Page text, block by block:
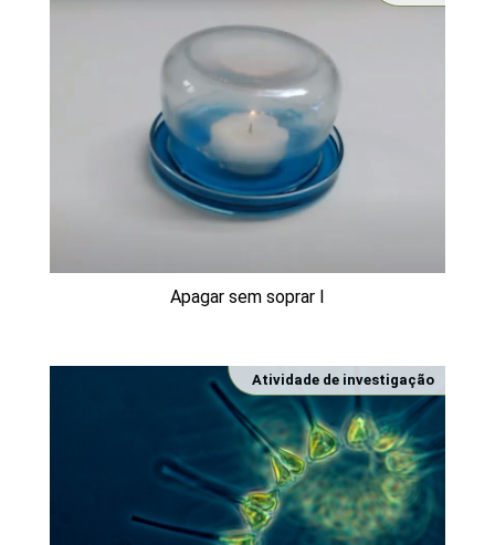
Apagar sem soprar I
Atividade de investigação